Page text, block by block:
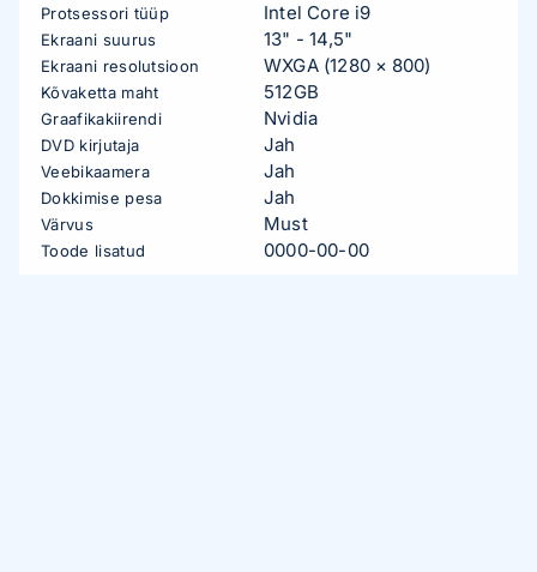
Protsessori tüüp Intel Core i9
Ekraani suurus 13" - 14,5"
Ekraani resolutsioon WXGA (1280 × 800)
Kõvaketta maht 512GB
Graafikakiirendi Nvidia
DVD kirjutaja Jah
Veebikaamera Jah
Dokkimise pesa Jah
Värvus Must
Toode lisatud 0000-00-00